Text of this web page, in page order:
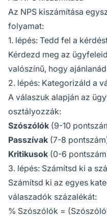
Az NPS kiszámítása
folyamat:
1. lépés: Tedd fel a
Kérdezd meg az
valószínű, hogy
2. lépés: Kategorizáld a
A válaszuk alapján az
osztályozzák:
Szószólók (9-10
Passzívak (7-8
Kritikusok (0-6
3. lépés: Számítsd ki a
Számítsd ki az egyes
válaszadók százalékát:
% Szószólók =